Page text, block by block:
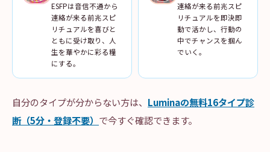
ESFPは音信不通から
連絡が来る前兆スピ
リチュアルを喜びと
ともに受け取り、人
生を華やかに彩る糧
にする。
連絡が来る前兆スピ
リチュアルを即決即
動で活かし、行動の
中でチャンスを掴ん
でいく。
自分のタイプが分からない方は、 Luminaの無料16タイプ診
断（5分・登録不要） で今すぐ確認できます。